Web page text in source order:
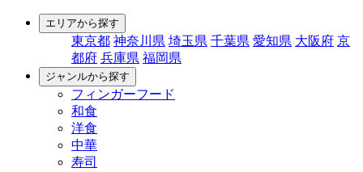
エリアから探す
東京都 神奈川県 埼玉県 千葉県 愛知県 大阪府 京
都府 兵庫県 福岡県
ジャンルから探す
フィンガーフード
和食
洋食
中華
寿司